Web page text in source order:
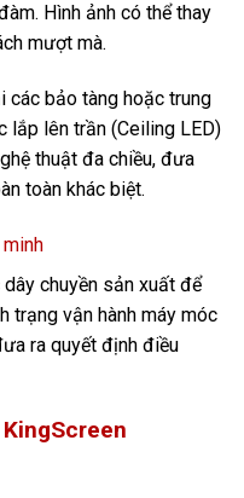
Hình ảnh có thể thay
mượt mà.
các bảo tàng hoặc trung
lắp lên trần (Ceiling LED)
thuật đa chiều, đưa
toàn khác biệt.
chuyền sản xuất để
trạng vận hành máy móc
ra quyết định điều